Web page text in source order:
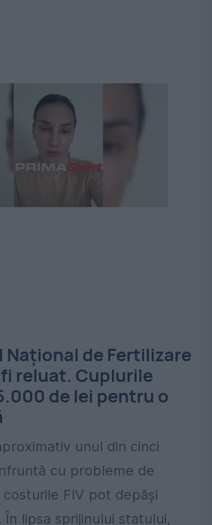
Național de Fertilizare
reluat. Cuplurile
de lei pentru o
unul din cinci
cu probleme de
FIV pot depăși
În lipsa sprijinului statului,